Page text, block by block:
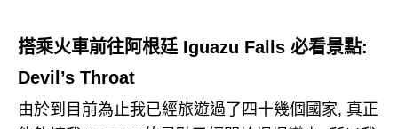
搭乘火車前往阿根廷 Iguazu Falls 必看景點:
Devil’s Throat
由於到目前為止我已經旅遊過了四十幾個國家, 真正